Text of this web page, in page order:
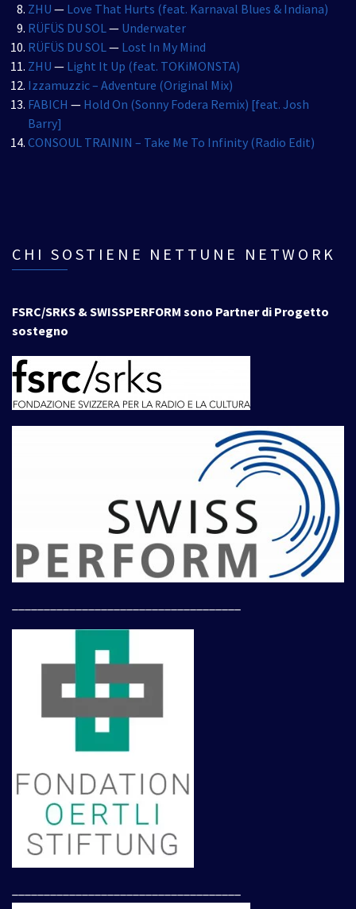
ZHU — Love That Hurts (feat. Karnaval Blues & Indiana)
RÜFÜS DU SOL— Underwater
RÜFÜS DU SOL— Lost In My Mind
ZHU — Light It Up (feat. TOKiMONSTA)
Izzamuzzic – Adventure (Original Mix)
FABICH — Hold On (Sonny Fodera Remix) [feat. Josh
Barry]
CONSOUL TRAININ – Take Me To Infinity (Radio Edit)
CHI SOSTIENE NETTUNE NETWORK
FSRC/SRKS & SWISSPERFORM sono Partner di Progetto
sostegno